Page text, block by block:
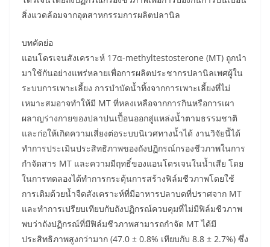
สิ่งแวดล้อมจากอุตสาหกรรมการผลิตปลานิล
บทคัดย่อ
แอนโดรเจนสังเคราะห์ 17α-methyltestosterone (MT) ถูกนำ
มาใช้กันอย่างแพร่หลายเพื่อการผลิตประชากรปลานิลเพศผู้ใน
ระบบการเพาะเลี้ยง การบำบัดน้ำทิ้งจากการเพาะเลี้ยงที่ไม่
เหมาะสมอาจทำให้มี MT ที่หลงเหลือจากการกินหรือการเผา
ผลาญร่างกายของปลาปนเปื้อนออกสู่แหล่งน้ำตามธรรมชาติ
และก่อให้เกิดความเสี่ยงต่อระบบนิเวศทางน้ำได้ งานวิจัยนี้ได้
ทำการประเมินประสิทธิภาพของถังปฏิกรณ์กรองชีวภาพในการ
กำจัดสาร MT และความมีฤทธิ์ของแอนโดรเจนในน้ำเสีย โดย
ในการทดลองได้ทำการกระตุ้นการสร้างฟิล์มชีวภาพโดยใช้
การเติมด้วยน้ำจืดสังเคราะห์ที่มีอาหารปลาบดที่ปราศจาก MT
และทำการเปรียบเทียบกับถังปฏิกรณ์ควบคุมที่ไม่มีฟิล์มชีวภาพ
พบว่าถังปฏิกรณ์ที่มีฟิล์มชีวภาพสามารถกำจัด MT ได้มี
ประสิทธิภาพสูงกว่ามาก (47.0 ± 0.8% เทียบกับ 8.8 ± 2.7%) ซึ่ง